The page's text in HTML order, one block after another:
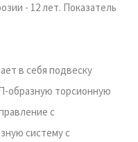
- 12 лет. Показатель
в себя подвеску
образную торсионную
с
систему с